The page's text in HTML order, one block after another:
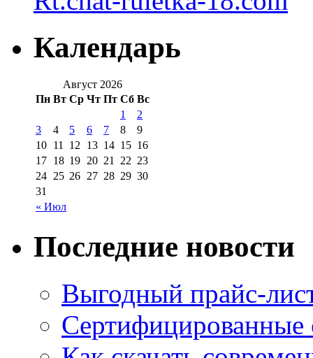
Календарь
Август 2026
Пн Вт Ср Чт Пт Сб Вс
« Июл
1
2
3
4 5 6 7 8
9
10 11 12 13 14 15 16
17 18 19 20 21 22 23
24 25 26 27 28 29 30
31
Последние новости
Выгодный прайс-